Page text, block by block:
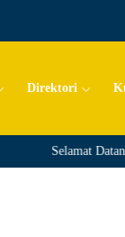
Direktori
Selamat